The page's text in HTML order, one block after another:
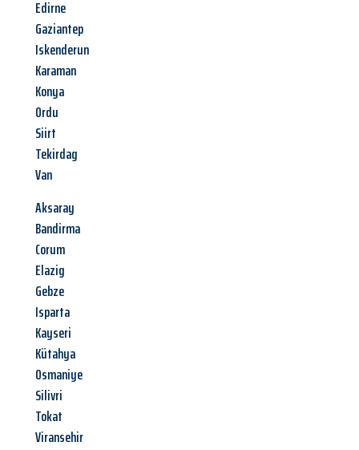
Edirne
Gaziantep
Iskenderun
Karaman
Konya
Ordu
Siirt
Tekirdag
Van
Aksaray
Bandirma
Corum
Elazig
Gebze
Isparta
Kayseri
Kütahya
Osmaniye
Silivri
Tokat
Viransehir